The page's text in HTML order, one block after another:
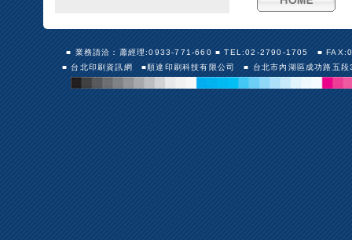
■ 業務請洽：蕭經理:0933-771-660 ■ TEL:02-2790-1705 ■
■ 台北印刷資訊網 ■順達印刷科技有限公司 ■ 台北市內湖區成功路